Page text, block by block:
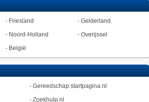
- Friesland - Gelderland
- Noord-Holland - Overijssel
- België
- Gereedschap.startpagina.nl
- Zoekhulp.nl